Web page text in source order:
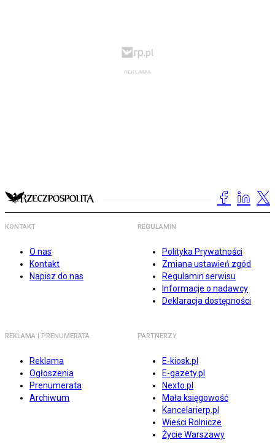
KONTAKT
O nas
Kontakt
Napisz do nas
REGULAMIN
Polityka Prywatności
Zmiana ustawień zgód
Regulamin serwisu
Informacje o nadawcy
Deklaracja dostępności
REKLAMA I PRENUMERATA
Reklama
Ogłoszenia
Prenumerata
Archiwum
PARTNERZY
E-kiosk.pl
E-gazety.pl
Nexto.pl
Mała księgowość
Kancelarierp.pl
Wieści Rolnicze
Życie Warszawy